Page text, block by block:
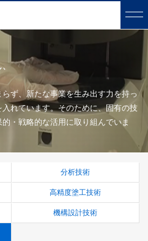
、
ず、新たな事業を生み出す力を持っ
れています。 そのために、固有の技
・戦略的な活用に取り組んでいま
分析技術
高精度塗工技術
機構設計技術